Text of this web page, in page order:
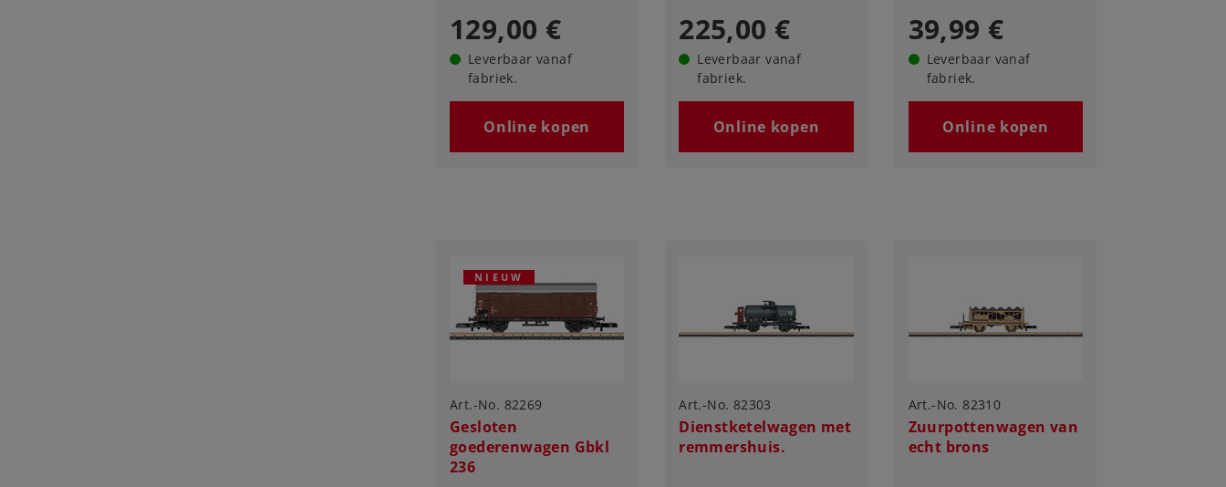
129,00 €
Leverbaar vanaf
fabriek.
Online kopen
225,00 €
Leverbaar vanaf
fabriek.
Online kopen
39,99 €
Leverbaar vanaf
fabriek.
Online kopen
NIEUW
Art.-No. 82269
Gesloten
goederenwagen Gbkl
236
Art.-No. 82303
Dienstketelwagen met
remmershuis.
Art.-No. 82310
Zuurpottenwagen van
echt brons